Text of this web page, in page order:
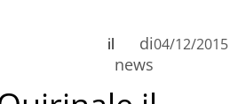
di
news
il 04/12/2015